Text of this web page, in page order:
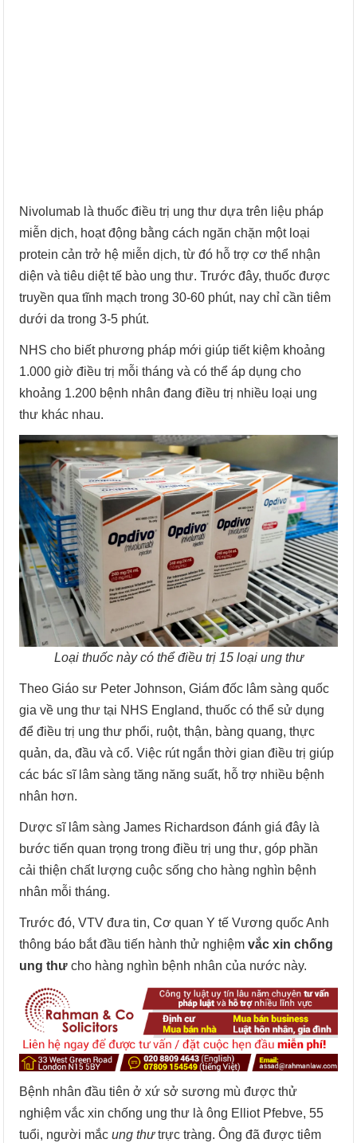
Nivolumab là thuốc điều trị ung thư dựa trên liệu pháp
miễn dịch, hoạt động bằng cách ngăn chặn một loại
protein cản trở hệ miễn dịch, từ đó hỗ trợ cơ thể nhận
diện và tiêu diệt tế bào ung thư. Trước đây, thuốc được
truyền qua tĩnh mạch trong 30-60 phút, nay chỉ cần tiêm
dưới da trong 3-5 phút.
NHS cho biết phương pháp mới giúp tiết kiệm khoảng
1.000 giờ điều trị mỗi tháng và có thể áp dụng cho
khoảng 1.200 bệnh nhân đang điều trị nhiều loại ung
thư khác nhau.
Loại thuốc này có thể điều trị 15 loại ung thư
Theo Giáo sư Peter Johnson, Giám đốc lâm sàng quốc
gia về ung thư tại NHS England, thuốc có thể sử dụng
để điều trị ung thư phổi, ruột, thận, bàng quang, thực
quản, da, đầu và cổ. Việc rút ngắn thời gian điều trị giúp
các bác sĩ lâm sàng tăng năng suất, hỗ trợ nhiều bệnh
nhân hơn.
Dược sĩ lâm sàng James Richardson đánh giá đây là
bước tiến quan trọng trong điều trị ung thư, góp phần
cải thiện chất lượng cuộc sống cho hàng nghìn bệnh
nhân mỗi tháng.
Trước đó, VTV đưa tin, Cơ quan Y tế Vương quốc Anh
thông báo bắt đầu tiến hành thử nghiệmvắc xin chống
ung thư cho hàng nghìn bệnh nhân của nước này.
Bệnh nhân đầu tiên ở xứ sở sương mù được thử
nghiệm vắc xin chống ung thư là ông Elliot Pfebve, 55
tuổi, người mắcung thưtrực tràng. Ông đã được tiêm